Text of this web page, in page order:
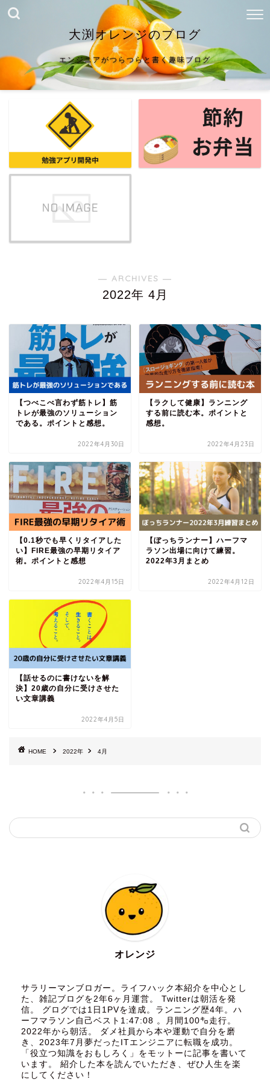
大渕オレンジのブログ
エンジニアがつらつらと書く趣味ブログ
― ARCHIVES ―
2022年 4月
【つべこべ言わず筋トレ】筋
トレが最強のソリューション
である。ポイントと感想。
2022年4月30日
【ラクして健康】ランニング
する前に読む本。ポイントと
感想。
2022年4月23日
【0.1秒でも早くリタイアした
い】FIRE最強の早期リタイア
術。ポイントと感想
2022年4月15日
【ぼっちランナー】ハーフマ
ラソン出場に向けて練習。
2022年3月まとめ
2022年4月12日
【話せるのに書けないを解
決】20歳の自分に受けさせた
い文章講義
2022年4月5日
HOME 2022年 4月
オレンジ
サラリーマンブロガー。ライフハック本紹介を中心とし
た、雑記ブログを2年6ヶ月運営。 Twitterは朝活を発
信。 グログでは1日1PVを達成。ランニング歴4年。ハ
ーフマラソン自己ベスト1:47:08 。月間100㌔走行。
2022年から朝活。 ダメ社員から本や運動で自分を磨
き、2023年7月夢だったITエンジニアに転職を成功。
「役立つ知識をおもしろく」をモットーに記事を書いて
います。 紹介した本を読んでいただき、ぜひ人生を楽
にしてください！